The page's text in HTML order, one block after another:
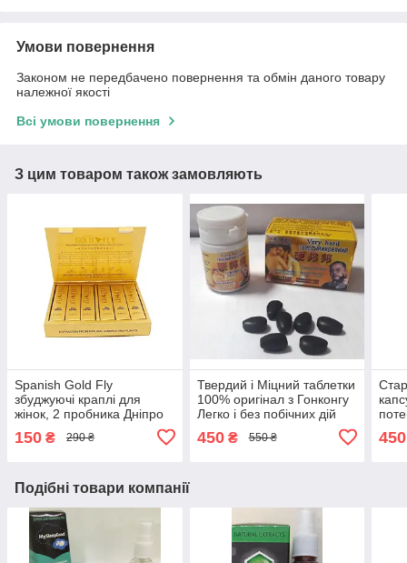
Умови повернення
Законом не передбачено повернення та обмін даного товару
належної якості
Всі умови повернення
З цим товаром також замовляють
Spanish Gold Fly
збуджуючі краплі для
жінок, 2 пробника Дніпро
150 ₴ 290 ₴
Твердий і Міцний таблетки
100% оригінал з Гонконгу
Легко і без побічних дій
450₴ 550 ₴ 450
Подібні товари компанії